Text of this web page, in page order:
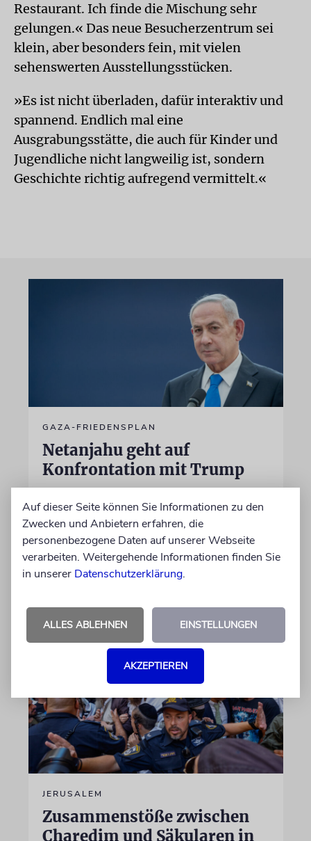
Restaurant. Ich finde die Mischung sehr
gelungen.« Das neue Besucherzentrum sei
klein, aber besonders fein, mit vielen
sehenswerten Ausstellungsstücken.
»Es ist nicht überladen, dafür interaktiv und
spannend. Endlich mal eine
Ausgrabungsstätte, die auch für Kinder und
Jugendliche nicht langweilig ist, sondern
Geschichte richtig aufregend vermittelt.«
GAZA-FRIEDENSPLAN
Netanjahu geht auf
Konfrontation mit Trump
Zusammenhang mit dem Friedensplan für
Gaza offen gegen US-Präsident Trump und
dessen »Board of Peace« gestellt. Das könnte
auch am Wahlkampf liegen
JERUSALEM
Zusammenstöße zwischen
Charedim und Säkularen in
Auf dieser Seite können Sie Informationen zu den
Zwecken und Anbietern erfahren, die
personenbezogene Daten auf unserer Webseite
verarbeiten. Weitergehende Informationen finden Sie
in unserer Datenschutzerklärung.
ALLES ABLEHNEN EINSTELLUNGEN
AKZEPTIEREN